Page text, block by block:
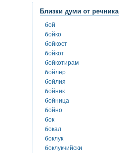
Близки думи от речника
бой
бойко
бойкост
бойкот
бойкотирам
бойлер
бойлия
бойник
бойница
бойно
бок
бокал
боклук
боклукчийски